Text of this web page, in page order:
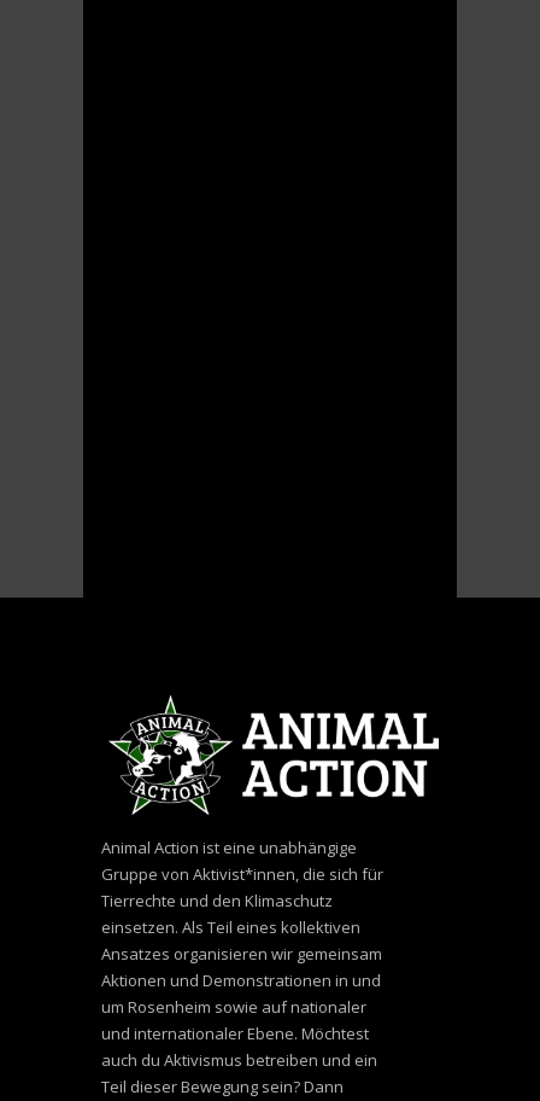
Animal Action ist eine unabhängige
Gruppe von Aktivist*innen, die sich für
Tierrechte und den Klimaschutz
einsetzen. Als Teil eines kollektiven
Ansatzes organisieren wir gemeinsam
Aktionen und Demonstrationen in und
um Rosenheim sowie auf nationaler
und internationaler Ebene. Möchtest
auch du Aktivismus betreiben und ein
Teil dieser Bewegung sein? Dann